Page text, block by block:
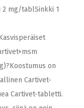
2 mg/tablSinkki 1
on
Cartivet-
Cartivet-tabletti.